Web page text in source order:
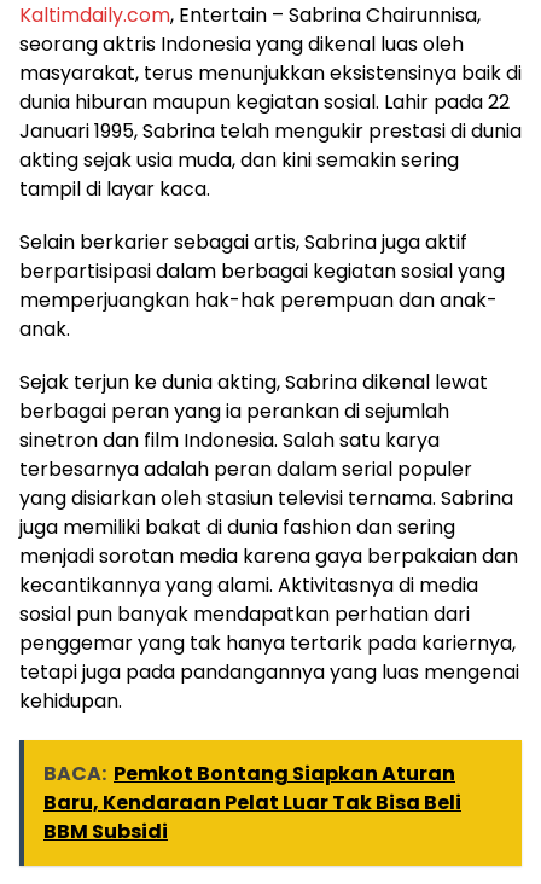
Kaltimdaily.com, Entertain – Sabrina Chairunnisa,
seorang aktris Indonesia yang dikenal luas oleh
masyarakat, terus menunjukkan eksistensinya baik di
dunia hiburan maupun kegiatan sosial. Lahir pada 22
Januari 1995, Sabrina telah mengukir prestasi di dunia
akting sejak usia muda, dan kini semakin sering
tampil di layar kaca.
Selain berkarier sebagai artis, Sabrina juga aktif
berpartisipasi dalam berbagai kegiatan sosial yang
memperjuangkan hak-hak perempuan dan anak-
anak.
Sejak terjun ke dunia akting, Sabrina dikenal lewat
berbagai peran yang ia perankan di sejumlah
sinetron dan film Indonesia. Salah satu karya
terbesarnya adalah peran dalam serial populer
yang disiarkan oleh stasiun televisi ternama. Sabrina
juga memiliki bakat di dunia fashion dan sering
menjadi sorotan media karena gaya berpakaian dan
kecantikannya yang alami. Aktivitasnya di media
sosial pun banyak mendapatkan perhatian dari
penggemar yang tak hanya tertarik pada kariernya,
tetapi juga pada pandangannya yang luas mengenai
kehidupan.
BACA: Pemkot Bontang Siapkan Aturan
Baru, Kendaraan Pelat Luar Tak Bisa Beli
BBM Subsidi